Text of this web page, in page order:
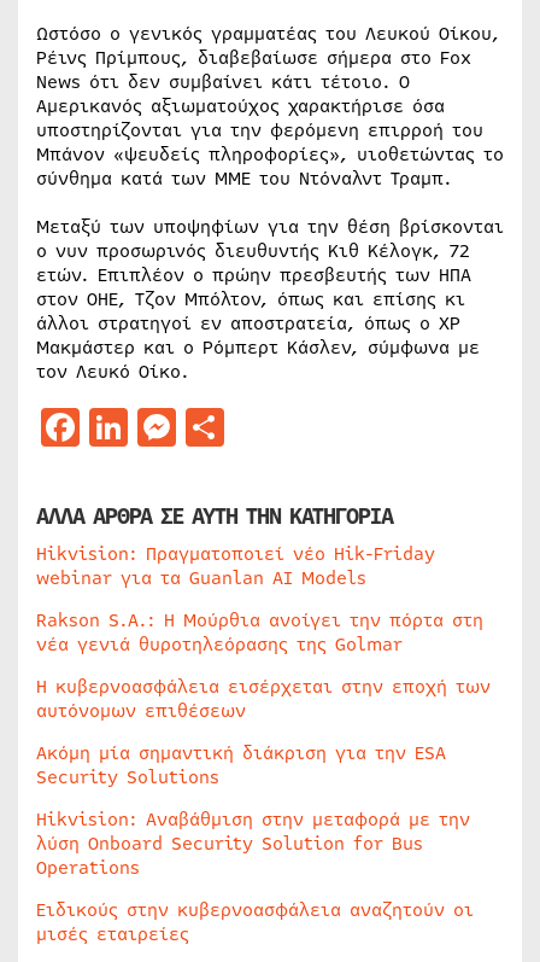
Ωστόσο ο γενικός γραμματέας του Λευκού Οίκου,
Ρέινς Πρίμπους, διαβεβαίωσε σήμερα στο Fox
News ότι δεν συμβαίνει κάτι τέτοιο. Ο
Αμερικανός αξιωματούχος χαρακτήρισε όσα
υποστηρίζονται για την φερόμενη επιρροή του
Μπάνον «ψευδείς πληροφορίες», υιοθετώντας το
σύνθημα κατά των ΜΜΕ του Ντόναλντ Τραμπ.
Μεταξύ των υποψηφίων για την θέση βρίσκονται
ο νυν προσωρινός διευθυντής Κιθ Κέλογκ, 72
ετών. Επιπλέον ο πρώην πρεσβευτής των ΗΠΑ
στον ΟΗΕ, Τζον Μπόλτον, όπως και επίσης κι
άλλοι στρατηγοί εν αποστρατεία, όπως ο ΧΡ
Μακμάστερ και ο Ρόμπερτ Κάσλεν, σύμφωνα με
τον Λευκό Οίκο.
Facebook
LinkedIn
Messenger
ΑΛΛΑ ΑΡΘΡΑ ΣΕ ΑΥΤΗ ΤΗΝ ΚΑΤΗΓΟΡΙΑ
Hikvision: Πραγματοποιεί νέο Hik-Friday
webinar για τα Guanlan AI Models
Rakson S.A.: Η Μούρθια ανοίγει την πόρτα στη
νέα γενιά θυροτηλεόρασης της Golmar
Η κυβερνοασφάλεια εισέρχεται στην εποχή των
αυτόνομων επιθέσεων
Ακόμη μία σημαντική διάκριση για την ESA
Security Solutions
Hikvision: Αναβάθμιση στην μεταφορά με την
λύση Onboard Security Solution for Bus
Operations
Ειδικούς στην κυβερνοασφάλεια αναζητούν οι
μισές εταιρείες